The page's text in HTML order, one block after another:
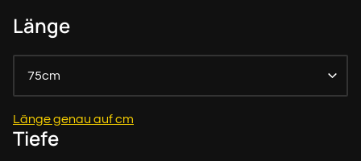
Länge
75cm
Länge genau auf cm
Tiefe